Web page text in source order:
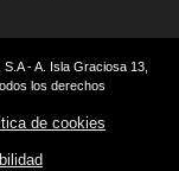
- A. Isla Graciosa 13,
los derechos
de cookies